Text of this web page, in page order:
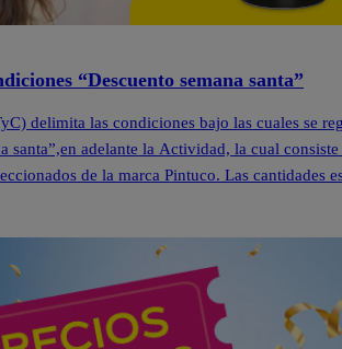
“Descuento semana santa”
delimita las condiciones bajo las cuales se
santa”,en adelante la Actividad, la cual
de la marca Pintuco. Las cantidades